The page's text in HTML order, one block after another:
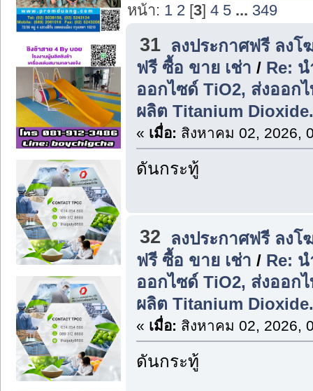
หน้า: 1 2 [3]4 5 ... 349
31 ลงประกาศฟรี ลง
ฟรี ซื้อ ขาย เช่า / Re: น
ออกไซด์ TiO2, ส่งออก
ผลิต Titanium Dioxide.
« เมื่อ: สิงหาคม 02, 2026,
ดันกระทู้
32
ลงประกาศฟรี ลง
ฟรี ซื้อ ขาย เช่า / Re: น
ออกไซด์ TiO2, ส่งออก
ผลิต Titanium Dioxide.
« เมื่อ: สิงหาคม 02, 2026,
ดันกระทู้